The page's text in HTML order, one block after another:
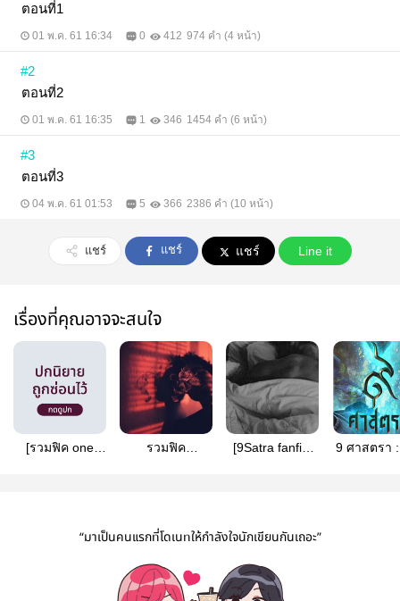
ตอนที่1
01 พ.ค. 61 16:34 0 412 974 คำ (4 หน้า)
#2
ตอนที่2
01 พ.ค. 61 16:35 1 346 1454 คำ (6 หน้า)
#3
ตอนที่3
04 พ.ค. 61 01:53 5 366 2386 คำ (10 หน้า)
แชร์ แชร์ แชร์ Line it
เรื่องที่คุณอาจจะสนใจ
[รวมฟิค one
รวมฟิค
[9Satra fanfic]
9 ศาสตรา
“มาเป็นคนแรกที่โดเนทให้กำลังใจนักเขียนกันเถอะ”